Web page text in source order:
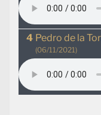
Pedro de la
(06/11/2021)